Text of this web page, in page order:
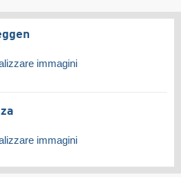
immagini
immagini